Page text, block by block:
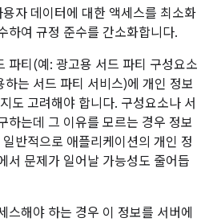
자 데이터에 대한 액세스를 최소화
하여 규정 준수를 간소화합니다.
파티(예: 광고용 서드 파티 구성요소
는 서드 파티 서비스)에 개인 정보
도 고려해야 합니다. 구성요소나 서
하는데 그 이유를 모르는 경우 정보
반적으로 애플리케이션의 개인 정
서 문제가 일어날 가능성도 줄어듭
스해야 하는 경우 이 정보를 서버에